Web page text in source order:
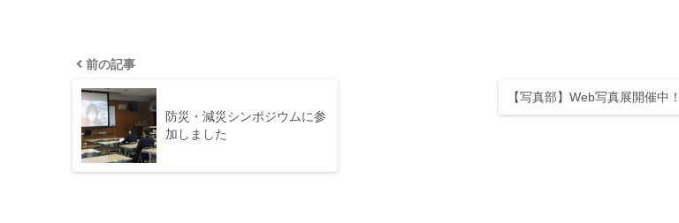
前の記事
防災・減災シンポジウムに参
加しました
【写真部】Web写真展開催中！